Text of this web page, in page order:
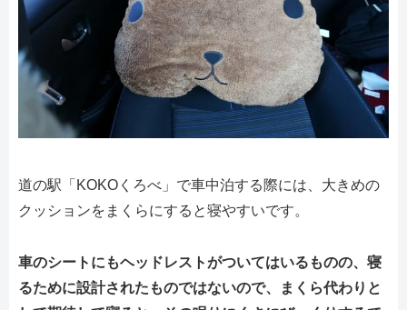
道の駅「KOKOくろべ」で車中泊する際には、大きめの
クッションをまくらにすると寝やすいです。
車のシートにもヘッドレストがついてはいるものの、寝
るために設計されたものではないので、まくら代わりと